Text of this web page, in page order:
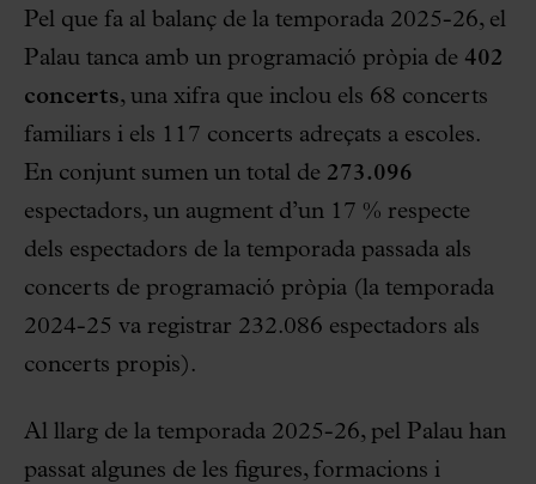
Pel que fa al balanç de la temporada 2025-26, el
Palau tanca amb un programació pròpia de 402
concerts, una xifra que inclou els 68 concerts
familiars i els 117 concerts adreçats a escoles.
En conjunt sumen un total de 273.096
espectadors, un augment d’un 17 % respecte
dels espectadors de la temporada passada als
concerts de programació pròpia (la temporada
2024-25 va registrar 232.086 espectadors als
concerts propis).
Al llarg de la temporada 2025-26, pel Palau han
passat algunes de les figures, formacions i